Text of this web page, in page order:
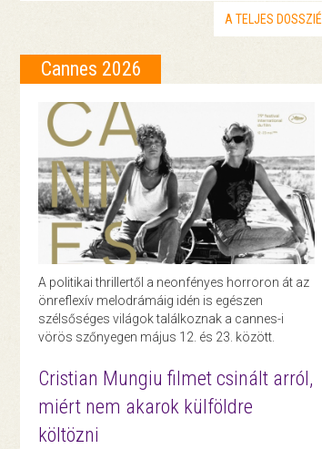
A TELJES DOSSZIÉ
Cannes 2026
A politikai thrillertől a neonfényes horroron át az
önreflexív melodrámáig idén is egészen
szélsőséges világok találkoznak a cannes-i
vörös szőnyegen május 12. és 23. között.
Cristian Mungiu filmet csinált arról,
miért nem akarok külföldre
költözni